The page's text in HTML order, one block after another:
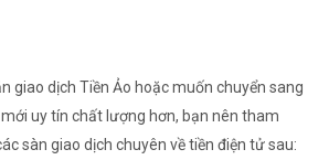
giao dịch Tiền Ảo hoặc muốn chuyển sang
uy tín chất lượng hơn, bạn nên tham
sàn giao dịch chuyên về tiền điện tử sau: